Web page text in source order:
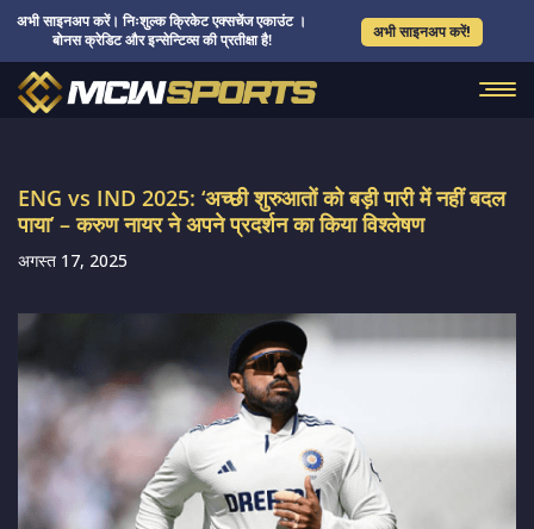
अभी साइनअप करें। निःशुल्क क्रिकेट एक्सचेंज एकाउंट ।
बोनस क्रेडिट और इन्सेन्टिव्स की प्रतीक्षा है!
अभी साइनअप करें!
ENG vs IND 2025: ‘अच्छी शुरुआतों को बड़ी पारी में नहीं बदल
पाया’ – करुण नायर ने अपने प्रदर्शन का किया विश्लेषण
अगस्त 17, 2025